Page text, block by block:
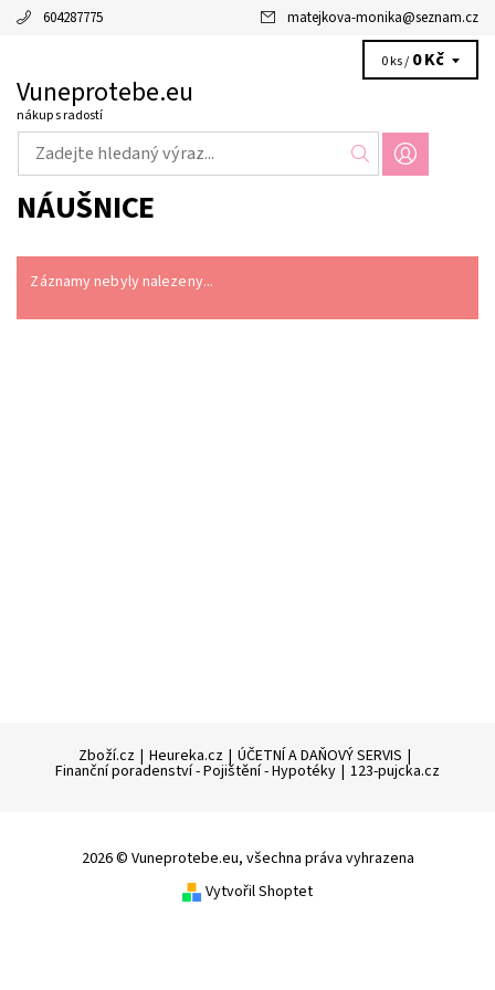
604287775 matejkova-monika@seznam.cz
Vuneprotebe.eu
nákup s radostí
0 ks / 0 Kč
NÁUŠNICE
Záznamy nebyly nalezeny...
Zboží.cz | Heureka.cz | ÚČETNÍ A DAŇOVÝ SERVIS |
Finanční poradenství - Pojištění - Hypotéky | 123-pujcka.cz
2026 © Vuneprotebe.eu, všechna práva vyhrazena
Vytvořil Shoptet